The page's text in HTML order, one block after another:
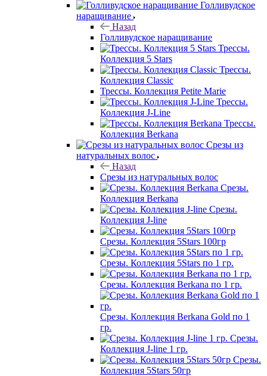
Голливудское
наращивание
Назад
Голливудское наращивание
Трессы.
Коллекция 5 Stars
Трессы.
Коллекция Classic
Трессы. Коллекция Petite Marie
Трессы.
Коллекция J-Line
Трессы.
Коллекция Berkana
Срезы из
натуральных волос
Назад
Срезы из натуральных волос
Срезы.
Коллекция Berkana
Срезы.
Коллекция J-line
Срезы. Коллекция 5Stars 100гр
Срезы. Коллекция 5Stars по 1 гр.
Срезы. Коллекция Berkana по 1 гр.
Срезы. Коллекция Berkana Gold по 1
гр.
Срезы.
Коллекция J-line 1 гр.
Срезы.
Коллекция 5Stars 50гр